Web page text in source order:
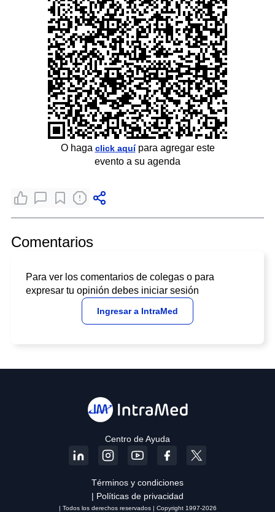
O haga click aquípara agregar este
evento a su agenda
Comentarios
Para ver los comentarios de colegas o para
expresar tu opinión debes iniciar sesión
Ingresar a IntraMed
Centro de Ayuda
Términos y condiciones
| Políticas de privacidad
| Todos los derechos reservados | Copyright 1997-2026